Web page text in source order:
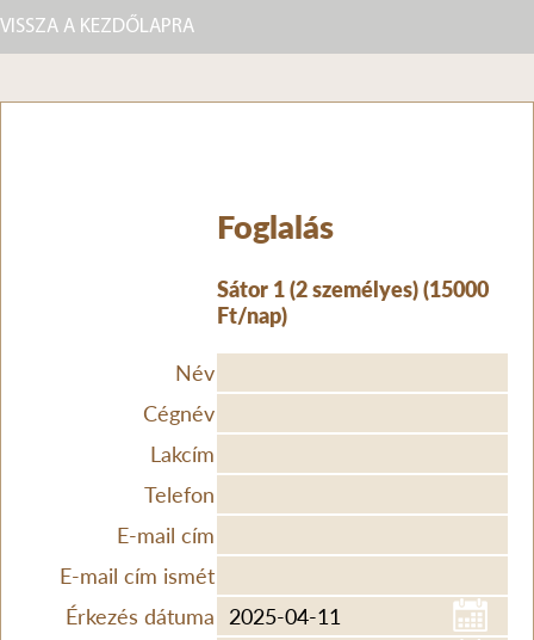
VISSZA A KEZDŐLAPRA
Foglalás
Sátor 1 (2 személyes) (15000
Ft/nap)
Név
Cégnév
Lakcím
Telefon
E-mail cím
E-mail cím ismét
Érkezés dátuma